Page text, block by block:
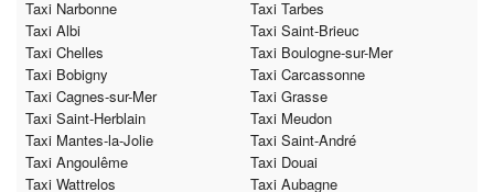
Taxi Narbonne
Taxi Tarbes
Taxi Albi
Taxi Saint-Brieuc
Taxi Chelles
Taxi Boulogne-sur-Mer
Taxi Bobigny
Taxi Carcassonne
Taxi Cagnes-sur-Mer
Taxi Grasse
Taxi Saint-Herblain
Taxi Meudon
Taxi Mantes-la-Jolie
Taxi Saint-André
Taxi Angoulême
Taxi Douai
Taxi Wattrelos
Taxi Aubagne